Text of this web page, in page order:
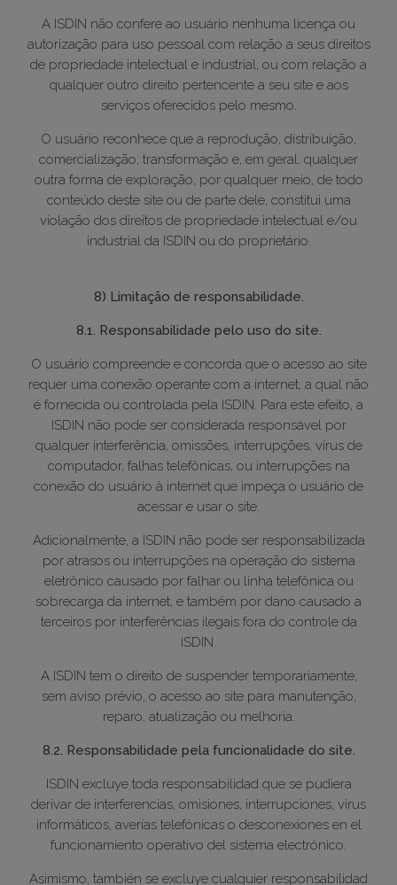
A ISDIN não confere ao usuário nenhuma licença ou
autorização para uso pessoal com relação a seus direitos
de propriedade intelectual e industrial, ou com relação a
qualquer outro direito pertencente a seu site e aos
serviços oferecidos pelo mesmo.
O usuário reconhece que a reprodução, distribuição,
comercialização, transformação e, em geral, qualquer
outra forma de exploração, por qualquer meio, de todo
conteúdo deste site ou de parte dele, constitui uma
violação dos direitos de propriedade intelectual e/ou
industrial da ISDIN ou do proprietário.
8) Limitação de responsabilidade.
8.1. Responsabilidade pelo uso do site.
O usuário compreende e concorda que o acesso ao site
requer uma conexão operante com a internet, a qual não
é fornecida ou controlada pela ISDIN. Para este efeito, a
ISDIN não pode ser considerada responsável por
qualquer interferência, omissões, interrupções, vírus de
computador, falhas telefônicas, ou interrupções na
conexão do usuário à internet que impeça o usuário de
acessar e usar o site.
Adicionalmente, a ISDIN não pode ser responsabilizada
por atrasos ou interrupções na operação do sistema
eletrônico causado por falhar ou linha telefônica ou
sobrecarga da internet, e também por dano causado a
terceiros por interferências ilegais fora do controle da
ISDIN.
A ISDIN tem o direito de suspender temporariamente,
sem aviso prévio, o acesso ao site para manutenção,
reparo, atualização ou melhoria.
8.2. Responsabilidade pela funcionalidade do site.
ISDIN excluye toda responsabilidad que se pudiera
derivar de interferencias, omisiones, interrupciones, virus
informáticos, averías telefónicas o desconexiones en el
funcionamiento operativo del sistema electrónico.
Asimismo, también se excluye cualquier responsabilidad